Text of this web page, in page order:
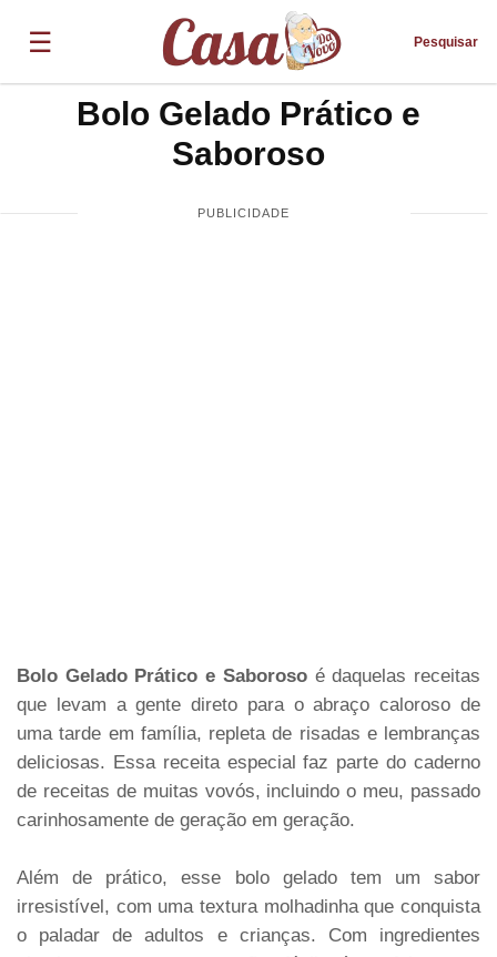
☰ Pesquisar
Bolo Gelado Prático e
Saboroso
Bolo Gelado Prático e Saborosoé daquelas receitas
que levam a gente direto para o abraço caloroso de
uma tarde em família, repleta de risadas e lembranças
deliciosas. Essa receita especial faz parte do caderno
de receitas de muitas vovós, incluindo o meu, passado
carinhosamente de geração em geração.
Além de prático, esse bolo gelado tem um sabor
irresistível, com uma textura molhadinha que conquista
o paladar de adultos e crianças. Com ingredientes